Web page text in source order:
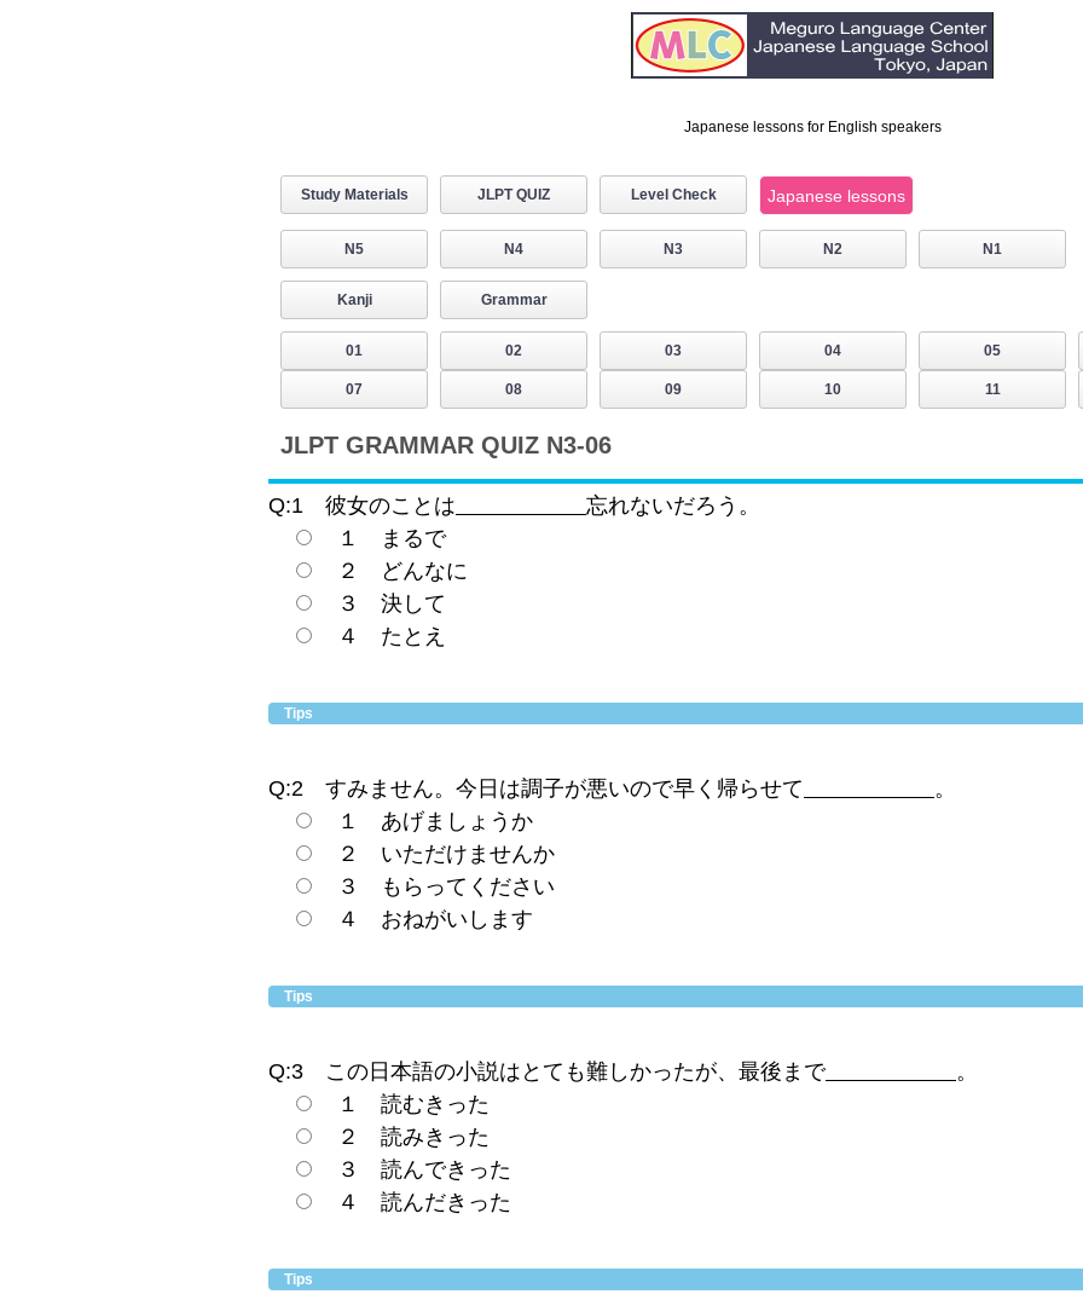
Japanese lessons for English speakers
Study Materials JLPT QUIZ Level Check Japanese lessons
N5 N4 N3 N2 N1
Kanji Grammar
01 02 03 04 05
07 08 09 10 11
JLPT GRAMMAR QUIZ N3-06
Q:1 彼女のことは
忘れないだろう。
１ まるで
２ どんなに
３ 決して
４ たとえ
Tips
Q:2 すみません。今日は調子が悪いので早く帰らせて
。
１ あげましょうか
２ いただけませんか
３ もらってください
４ おねがいします
Tips
Q:3 この日本語の小説はとても難しかったが、最後まで
。
１ 読むきった
２ 読みきった
３ 読んできった
４ 読んだきった
Tips